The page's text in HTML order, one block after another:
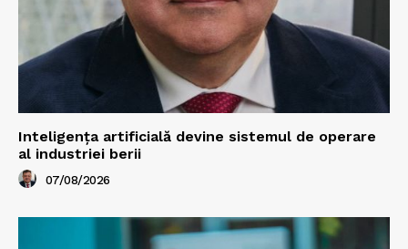
Inteligența artificială devine sistemul de operare
al industriei berii
07/08/2026